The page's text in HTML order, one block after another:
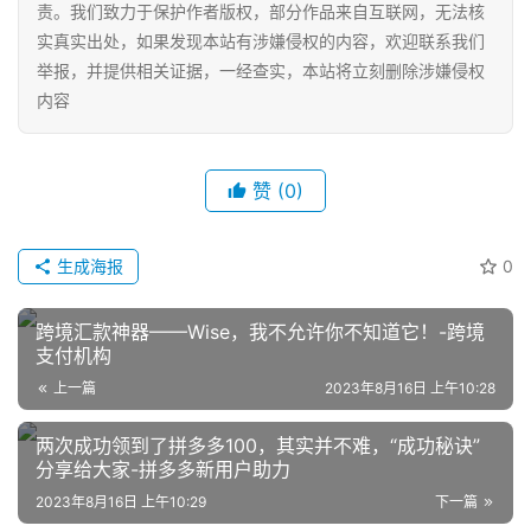
营
跨
境
电
媒
体
社
区
注册
责。我们致力于保护作者版权，部分作品来自互联网，无法核
实真实出处，如果发现本站有涉嫌侵权的内容，欢迎联系我们
举报，并提供相关证据，一经查实，本站将立刻删除涉嫌侵权
内容
赞 (0)
0
生成海报
跨境汇款神器——Wise，我不允许你不知道它！-跨境
支付机构
上一篇 2023年8月16日 上午10:28
两次成功领到了拼多多100，其实并不难，“成功秘诀”
分享给大家-拼多多新用户助力
下一篇
2023年8月16日 上午10:29